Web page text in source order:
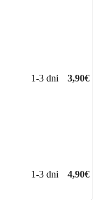
1-3 dni 3,90€
1-3 dni 4,90€